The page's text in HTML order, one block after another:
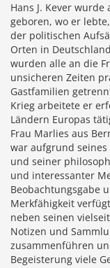
Hans J. Kever
geboren, wo er
der politischen
Orten in
wurden alle an die
unsicheren Zeiten
Gastfamilien
Krieg arbeitete er
Ländern Europas
Frau Marlies aus
war aufgrund
und seiner
und interessanter
Beobachtungsgabe
Merkfähigkeit
neben seinen
Notizen und
zusammenführen
Begeisterung viele